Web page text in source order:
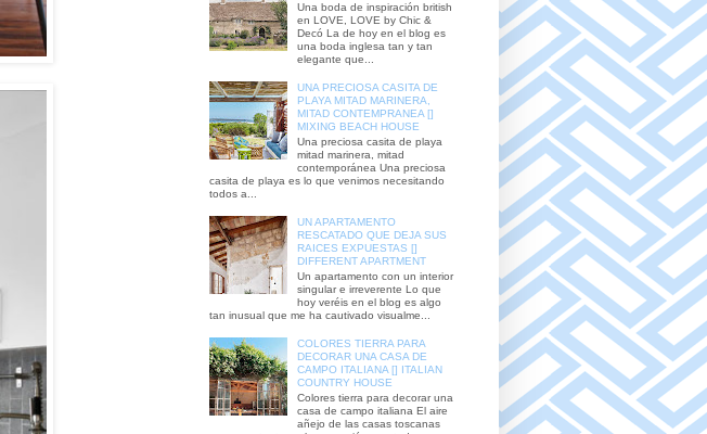
Una boda de inspiración british
en LOVE, LOVE by Chic &
Decó La de hoy en el blog es
una boda inglesa tan y tan
elegante que...
UNA PRECIOSA CASITA DE
PLAYA MITAD MARINERA,
MITAD CONTEMPRANEA []
MIXING BEACH HOUSE
Una preciosa casita de playa
mitad marinera, mitad
contemporánea Una preciosa
casita de playa es lo que venimos necesitando
todos a...
UN APARTAMENTO
RESCATADO QUE DEJA SUS
RAICES EXPUESTAS []
DIFFERENT APARTMENT
Un apartamento con un interior
singular e irreverente Lo que
hoy veréis en el blog es algo
tan inusual que me ha cautivado visualme...
COLORES TIERRA PARA
DECORAR UNA CASA DE
CAMPO ITALIANA [] ITALIAN
COUNTRY HOUSE
Colores tierra para decorar una
casa de campo italiana El aire
añejo de las casas toscanas